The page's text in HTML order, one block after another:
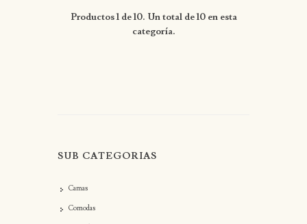
Productos 1 de 10. Un total de 10 en esta
categoría.
SUB CATEGORIAS
Camas
Comodas